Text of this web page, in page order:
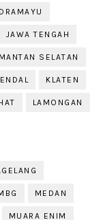
JAWA TENGAH
SELATAN
KLATEN
LAMONGAN
MEDAN
MUARA ENIM